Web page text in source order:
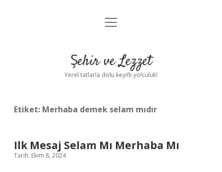
Anasayfa
Yasal Uyarı
menüyü
Şehir ve Lezzet
Yerel tatlarla dolu keyifli yolculuk!
Etiket: Merhaba demek selam mıdır
Ilk Mesaj Selam Mı Merhaba Mı
Tarih: Ekim 8, 2024